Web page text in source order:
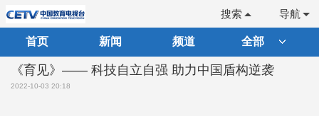
导航
搜索
首页 新闻 频道 全部
《育见》—— 科技自立自强 助力中国盾构逆袭
2022-10-03 20:18